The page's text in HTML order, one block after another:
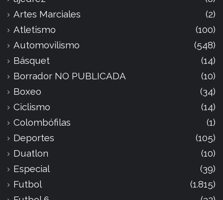
Artes Marciales
(2)
Atletismo
(100)
Automovilismo
(548)
Básquet
(14)
Borrador NO PUBLICADA
(10)
Boxeo
(34)
Ciclismo
(14)
Colombófilas
(1)
Deportes
(105)
Duatlon
(10)
Especial
(39)
Futbol
(1.815)